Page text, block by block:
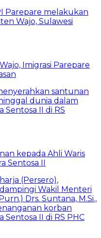
Imigrasi Parepare
kepada Ahli Waris
Sentosa II